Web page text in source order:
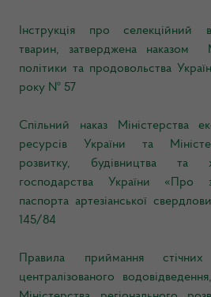
Інструкція про селекційний
тварин, затверджена наказом
політики та продовольства
року № 57
Спільний наказ Міністерства
ресурсів України та
розвитку, будівництва та
господарства України «Про
паспорта артезіанської
145/84
Правила приймання
централізованого